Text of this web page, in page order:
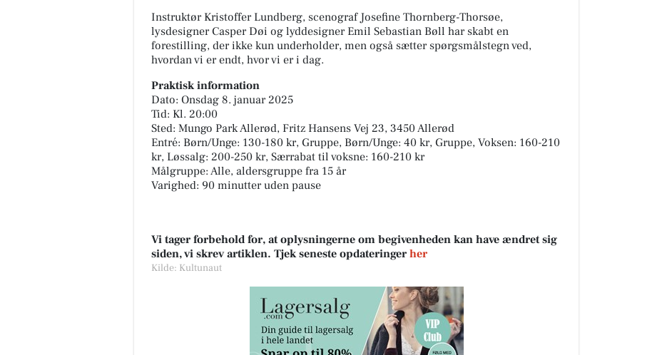
Instruktør Kristoffer Lundberg, scenograf Josefine Thornberg-Thorsøe,
lysdesigner Casper Døi og lyddesigner Emil Sebastian Bøll har skabt en
forestilling, der ikke kun underholder, men også sætter spørgsmålstegn ved,
hvordan vi er endt, hvor vi er i dag.
Praktisk information
Dato: Onsdag 8. januar 2025
Tid: Kl. 20:00
Sted: Mungo Park Allerød, Fritz Hansens Vej 23, 3450 Allerød
Entré: Børn/Unge: 130-180 kr, Gruppe, Børn/Unge: 40 kr, Gruppe, Voksen: 160-210
kr, Løssalg: 200-250 kr, Særrabat til voksne: 160-210 kr
Målgruppe: Alle, aldersgruppe fra 15 år
Varighed: 90 minutter uden pause
Vi tager forbehold for, at oplysningerne om begivenheden kan have ændret sig
siden, vi skrev artiklen. Tjek seneste opdateringer her
Kilde: Kultunaut